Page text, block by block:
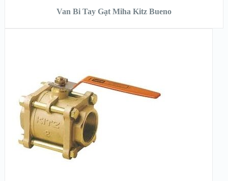
Van Bi Tay Gạt Miha Kitz Bueno
XEM NHANH
XEM CHI TIẾT